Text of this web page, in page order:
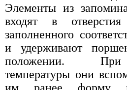
Элементы из
входят в
заполненного
и удерживают
положении.
температуры они